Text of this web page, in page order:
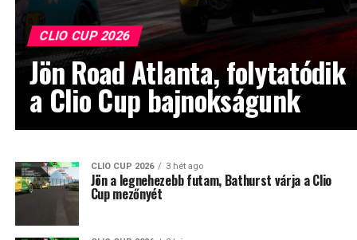
CLIO CUP 2026
Jön Road Atlanta, folytatódik
a Clio Cup bajnokságunk
CLIO CUP 2026 3 hét ago
Jön a legnehezebb futam, Bathurst várja a Clio
Cup mezőnyét